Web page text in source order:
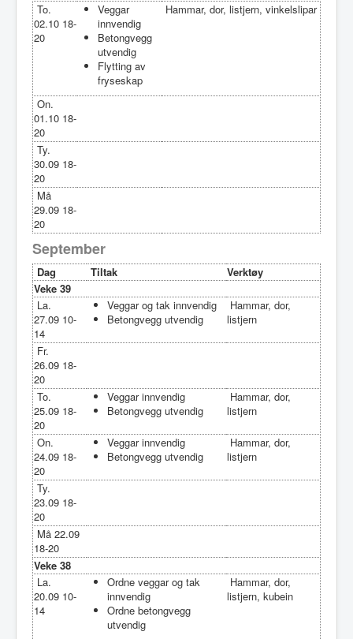
To.
02.10 18-
20
Veggar
innvendig
Betongvegg
utvendig
Flytting av
fryseskap
Hammar, dor, listjern, vinkelslipar
On.
01.10 18-
20
Ty.
30.09 18-
20
Må
29.09 18-
20
September
Dag Tiltak
Verktøy
Veke 39
La.
27.09 10-
14
Veggar og tak innvendig
Betongvegg utvendig
Hammar, dor,
listjern
Fr.
26.09 18-
20
To.
25.09 18-
20
Veggar innvendig
Betongvegg utvendig
Hammar, dor,
listjern
On.
24.09 18-
20
Veggar innvendig
Betongvegg utvendig
Hammar, dor,
listjern
Ty.
23.09 18-
20
Må 22.09
18-20
Veke 38
La.
20.09 10-
14
Ordne veggar og tak
innvendig
Ordne betongvegg
utvendig
Hammar, dor,
listjern, kubein